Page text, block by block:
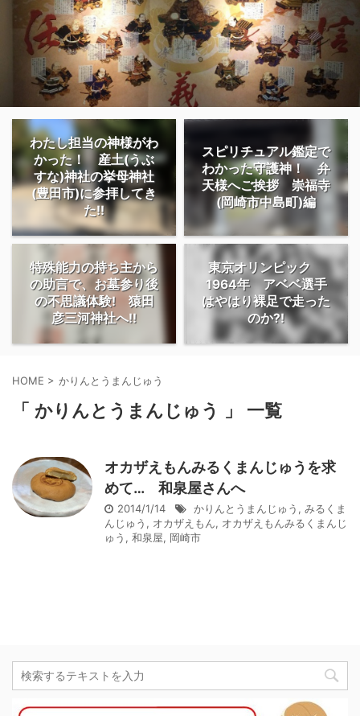
わたし担当の神様がわ
かった！ 産土(うぶ
すな)神社の挙母神社
(豊田市)に参拝してき
た!!
スピリチュアル鑑定で
わかった守護神！ 弁
天様へご挨拶 崇福寺
(岡崎市中島町)編
特殊能力の持ち主から
の助言で、お墓参り後
の不思議体験! 猿田
彦三河神社へ!!
東京オリンピック
1964年 アベベ選手
はやはり裸足で走った
のか?!
HOME > かりんとうまんじゅう
「 かりんとうまんじゅう 」 一覧
オカザえもんみるくまんじゅうを求
めて… 和泉屋さんへ
2014/1/14 かりんとうまんじゅう , みるくま
んじゅう , オカザえもん, オカザえもんみるくまんじ
ゅう , 和泉屋, 岡崎市